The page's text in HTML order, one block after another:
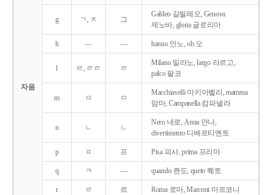
자음
g ㄱ, ㅈ 그
Galileo 갈릴레오, Genova
제노바, gloria 글로리아
h ― ― hanno 안노, oh 오
l ㄹ, ㄹㄹ ㄹ
Milano 밀라노, largo 라르고,
palco 팔코
m ㅁ ㅁ
Macchiavelli 마키아벨리, mamma
맘마, Campanella 캄파넬라
n ㄴ ㄴ
Nero 네로, Anna 안나,
divertimento 디베르티멘토
p ㅍ 프 Pisa 피사, prima 프리마
q ㅋ ― quando 콴도, queto 퀘토
r ㄹ 르 Roma 로마, Marconi 마르코니